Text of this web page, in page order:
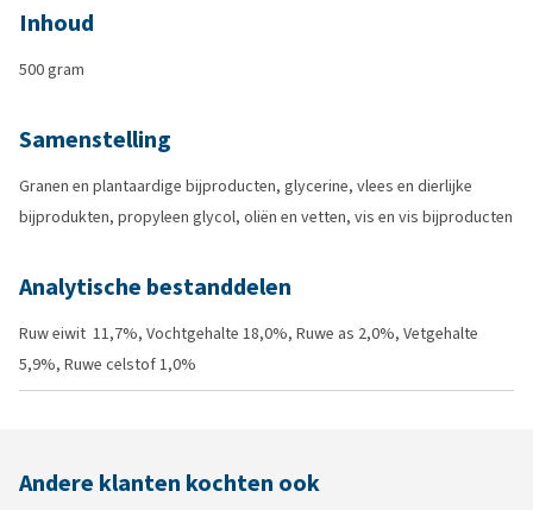
Inhoud
500 gram
Samenstelling
Granen en plantaardige bijproducten, glycerine, vlees en dierlijke
bijprodukten, propyleen glycol, oliën en vetten, vis en vis bijproducten
Analytische bestanddelen
Ruw eiwit 11,7%, Vochtgehalte 18,0%, Ruwe as 2,0%, Vetgehalte
5,9%, Ruwe celstof 1,0%
Andere klanten kochten ook